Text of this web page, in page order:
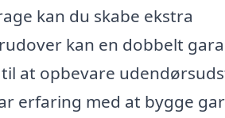
kan du skabe ekstra
kan en dobbelt
at opbevare
erfaring med at bygge